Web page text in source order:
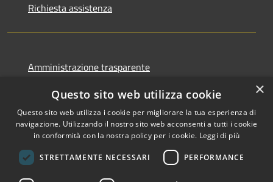
Richiesta assistenza
Amministrazione trasparente
Informativa privacy
Note legali
Dichiarazione di accessibilità
×
Questo sito web utilizza cookie
Questo sito web utilizza i cookie per migliorare la tua esperienza di
navigazione. Utilizzando il nostro sito web acconsenti a tutti i cookie
in conformità con la nostra policy per i cookie. Leggi di più
STRETTAMENTE NECESSARI PERFORMANCE